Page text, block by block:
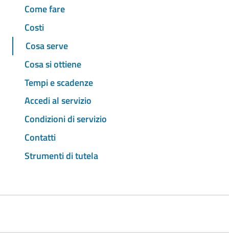
Come fare
Costi
Cosa serve
Cosa si ottiene
Tempi e scadenze
Accedi al servizio
Condizioni di servizio
Contatti
Strumenti di tutela